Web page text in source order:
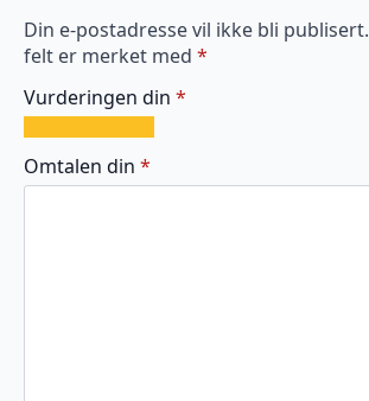
Din e-postadresse vil ikke bli publisert.
felt er merket med *
Vurderingen din *
av
5
av
5
av
5
av
5
av
5
Omtalen din *